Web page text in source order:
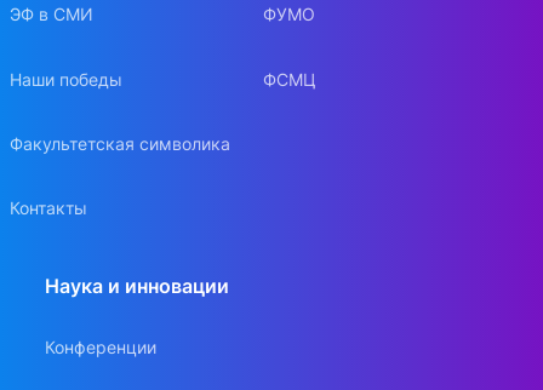
ЭФ в СМИ
Наши победы
Факультетская символика
Контакты
ФУМО
ФСМЦ
Наука и инновации
Конференции